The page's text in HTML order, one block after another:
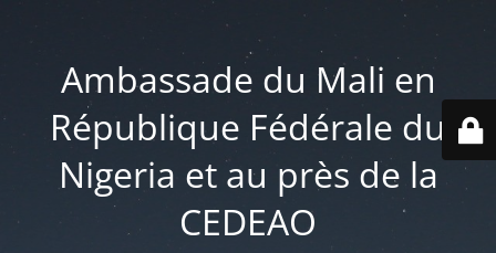
Ambassade du Mali en
République Fédérale du
Nigeria et au près de la
CEDEAO